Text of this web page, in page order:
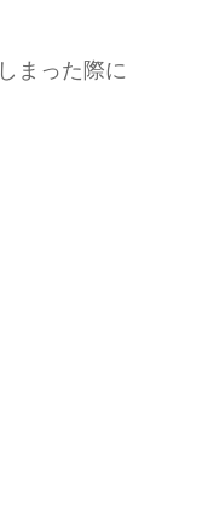
まった際に